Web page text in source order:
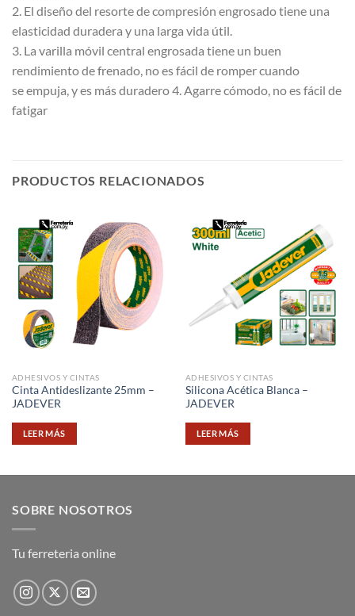
2. El diseño del resorte de compresión engrosado tiene una
elasticidad duradera y una larga vida útil.
3. La varilla móvil central engrosada tiene un buen
rendimiento de frenado, no es fácil de romper cuando
se empuja, y es más duradero 4. Agarre cómodo, no es fácil de
fatigar
PRODUCTOS RELACIONADOS
ADHESIVOS Y CINTAS
Cinta Antideslizante 25mm –
JADEVER
LEER MÁS
ADHESIVOS Y CINTAS
Silicona Acética Blanca –
JADEVER
LEER MÁS
SOBRE NOSOTROS
Tu ferreteria online